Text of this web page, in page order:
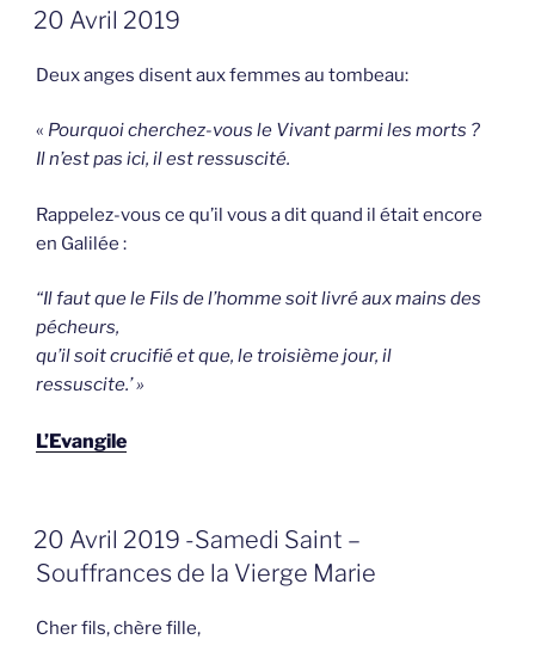
GEPLAATST
OP
20 Avril 2019
Deux anges disent aux femmes au tombeau:
« Pourquoi cherchez-vous le Vivant parmi les morts ?
Il n’est pas ici, il est ressuscité.
Rappelez-vous ce qu’il vous a dit quand il était encore
en Galilée :
“Il faut que le Fils de l’homme soit livré aux mains des
pécheurs,
qu’il soit crucifié et que, le troisième jour, il
ressuscite.’ »
L’Evangile
GEPLAATST
OP
20 Avril 2019 -Samedi Saint –
Souffrances de la Vierge Marie
Cher fils, chère fille,